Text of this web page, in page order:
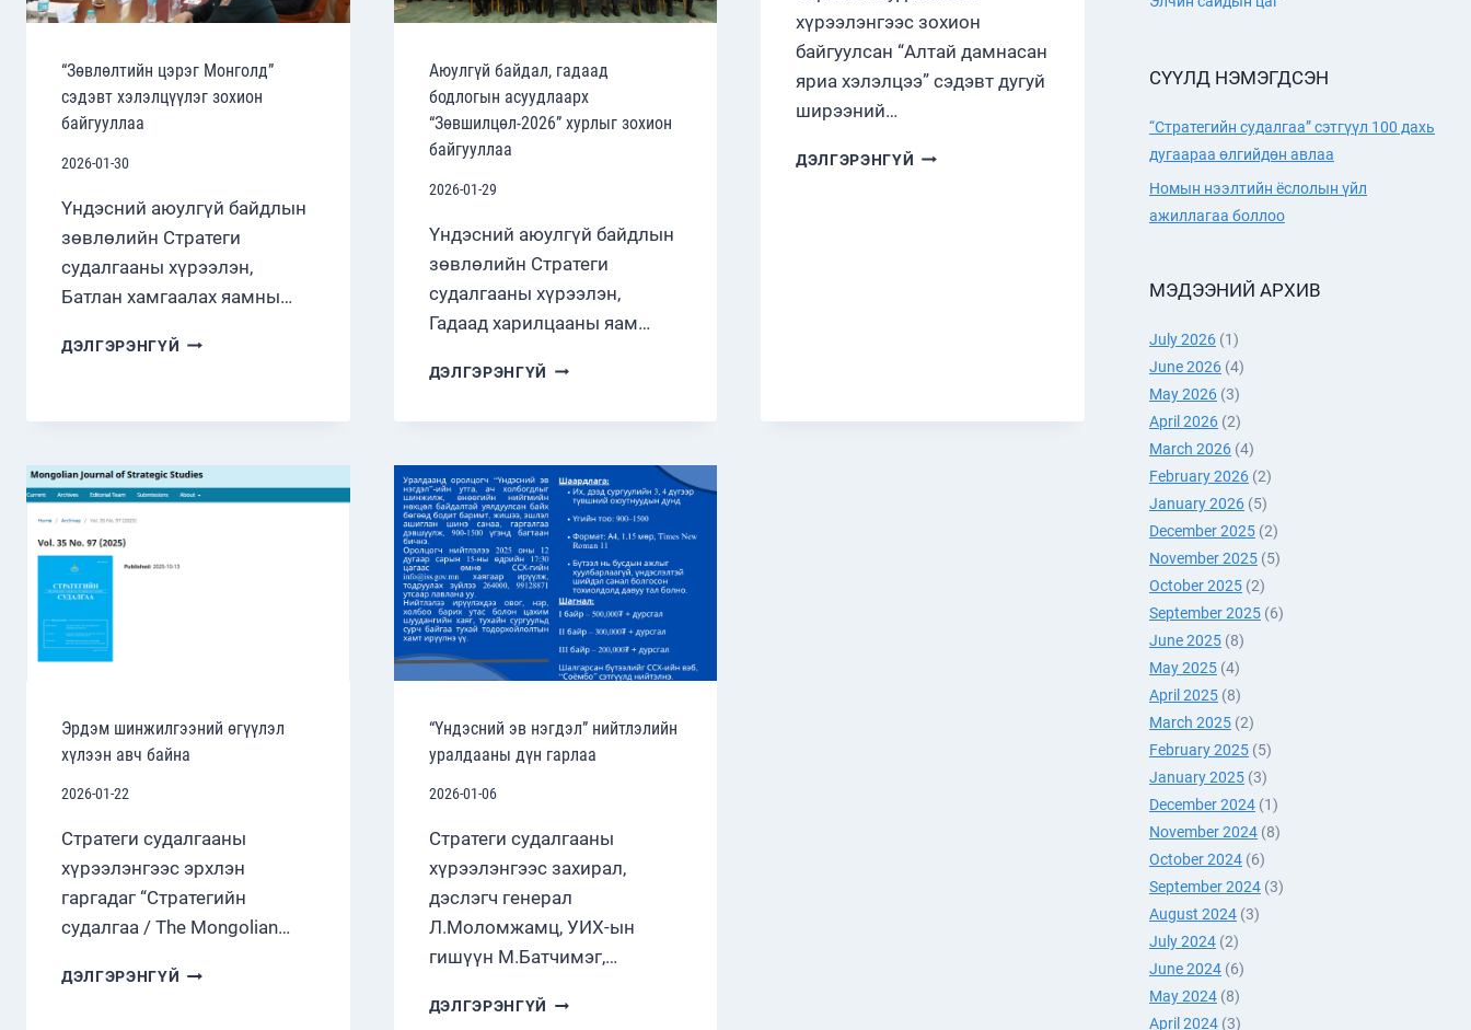
“Зөвлөлтийн цэрэг Монголд”
сэдэвт хэлэлцүүлэг зохион
байгууллаа
2026-01-30
Үндэсний аюулгүй байдлын
зөвлөлийн Стратеги
судалгааны хүрээлэн,
Батлан хамгаалах яамны…
ДЭЛГЭРЭНГҮЙ “ЗӨВЛӨЛТИЙН
БАЙГУУЛЛАА
Аюулгүй байдал, гадаад
бодлогын асуудлаарх
“Зөвшилцөл-2026” хурлыг зохион
байгууллаа
2026-01-29
Үндэсний аюулгүй байдлын
зөвлөлийн Стратеги
судалгааны хүрээлэн,
Гадаад харилцааны яам…
ДЭЛГЭРЭНГҮЙ АЮУЛГҮЙ
“ЗӨВШИЛЦӨЛ-2026”
ХУРЛЫГ
ЗОХИОН
БАЙГУУЛЛАА
хүрээлэнгээс зохион
байгуулсан “Алтай дамнасан
яриа хэлэлцээ” сэдэвт дугуй
ширээний…
ДЭЛГЭРЭНГҮЙ АЛТАЙ
Эрдэм шинжилгээний өгүүлэл
хүлээн авч байна
2026-01-22
Стратеги судалгааны
хүрээлэнгээс эрхлэн
гаргадаг “Стратегийн
судалгаа / The Mongolian…
ДЭЛГЭРЭНГҮЙ ЭРДЭМ
“Үндэсний эв нэгдэл” нийтлэлийн
уралдааны дүн гарлаа
2026-01-06
Стратеги судалгааны
хүрээлэнгээс захирал,
дэслэгч генерал
Л.Моломжамц, УИХ-ын
гишүүн М.Батчимэг,…
ДЭЛГЭРЭНГҮЙ “ҮНДЭСНИЙ
СҮҮЛД НЭМЭГДСЭН
“Стратегийн судалгаа” сэтгүүл 100 дахь
дугаараа өлгийдөн авлаа
Номын нээлтийн ёслолын үйл
ажиллагаа боллоо
МЭДЭЭНИЙ АРХИВ
July 2026 (1)
June 2026 (4)
May 2026 (3)
April 2026 (2)
March 2026 (4)
February 2026 (2)
January 2026 (5)
December 2025 (2)
November 2025 (5)
October 2025 (2)
September 2025 (6)
June 2025 (8)
May 2025 (4)
April 2025 (8)
March 2025 (2)
February 2025 (5)
January 2025 (3)
December 2024 (1)
November 2024 (8)
October 2024 (6)
September 2024 (3)
August 2024 (3)
July 2024 (2)
June 2024 (6)
May 2024 (8)
April 2024 (3)